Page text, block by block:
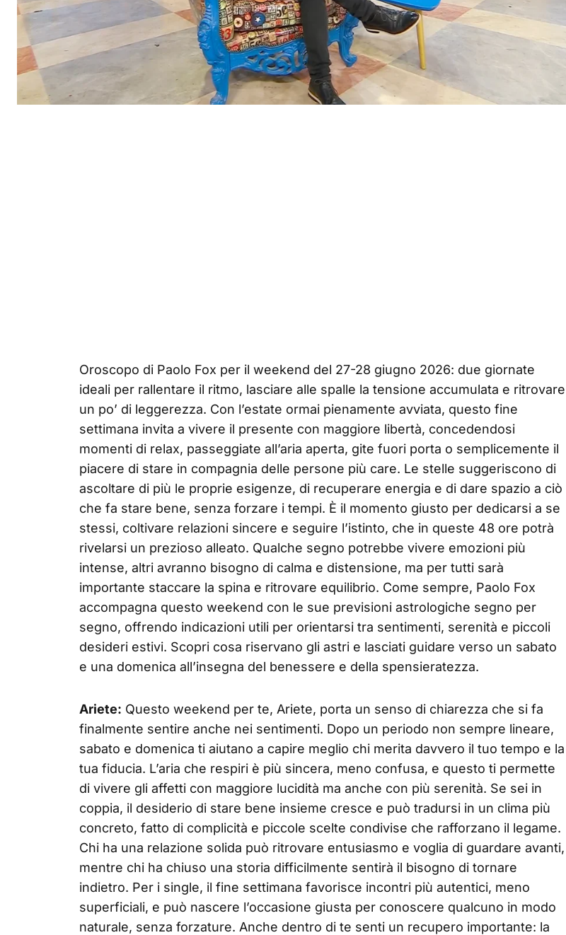
Oroscopo di Paolo Fox per il weekend del 27-28 giugno 2026: due giornate
ideali per rallentare il ritmo, lasciare alle spalle la tensione accumulata e ritrovare
un po’ di leggerezza. Con l’estate ormai pienamente avviata, questo fine
settimana invita a vivere il presente con maggiore libertà, concedendosi
momenti di relax, passeggiate all’aria aperta, gite fuori porta o semplicemente il
piacere di stare in compagnia delle persone più care. Le stelle suggeriscono di
ascoltare di più le proprie esigenze, di recuperare energia e di dare spazio a ciò
che fa stare bene, senza forzare i tempi. È il momento giusto per dedicarsi a se
stessi, coltivare relazioni sincere e seguire l’istinto, che in queste 48 ore potrà
rivelarsi un prezioso alleato. Qualche segno potrebbe vivere emozioni più
intense, altri avranno bisogno di calma e distensione, ma per tutti sarà
importante staccare la spina e ritrovare equilibrio. Come sempre, Paolo Fox
accompagna questo weekend con le sue previsioni astrologiche segno per
segno, offrendo indicazioni utili per orientarsi tra sentimenti, serenità e piccoli
desideri estivi. Scopri cosa riservano gli astri e lasciati guidare verso un sabato
e una domenica all’insegna del benessere e della spensieratezza.
Ariete: Questo weekend per te, Ariete, porta un senso di chiarezza che si fa
finalmente sentire anche nei sentimenti. Dopo un periodo non sempre lineare,
sabato e domenica ti aiutano a capire meglio chi merita davvero il tuo tempo e la
tua fiducia. L’aria che respiri è più sincera, meno confusa, e questo ti permette
di vivere gli affetti con maggiore lucidità ma anche con più serenità. Se sei in
coppia, il desiderio di stare bene insieme cresce e può tradursi in un clima più
concreto, fatto di complicità e piccole scelte condivise che rafforzano il legame.
Chi ha una relazione solida può ritrovare entusiasmo e voglia di guardare avanti,
mentre chi ha chiuso una storia difficilmente sentirà il bisogno di tornare
indietro. Per i single, il fine settimana favorisce incontri più autentici, meno
superficiali, e può nascere l’occasione giusta per conoscere qualcuno in modo
naturale, senza forzature. Anche dentro di te senti un recupero importante: la